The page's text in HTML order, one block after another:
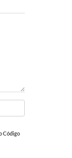
Código